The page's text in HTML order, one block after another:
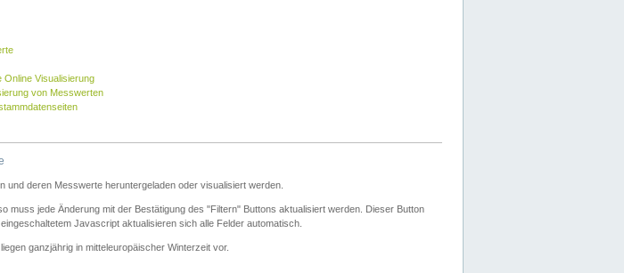
Visualisierung
von Messwerten
und deren Messwerte heruntergeladen oder visualisiert werden.
muss jede Änderung mit der Bestätigung des "Filtern" Buttons aktualisiert werden. Dieser Button
Javascript aktualisieren sich alle Felder automatisch.
ganzjährig in mitteleuropäischer Winterzeit vor.